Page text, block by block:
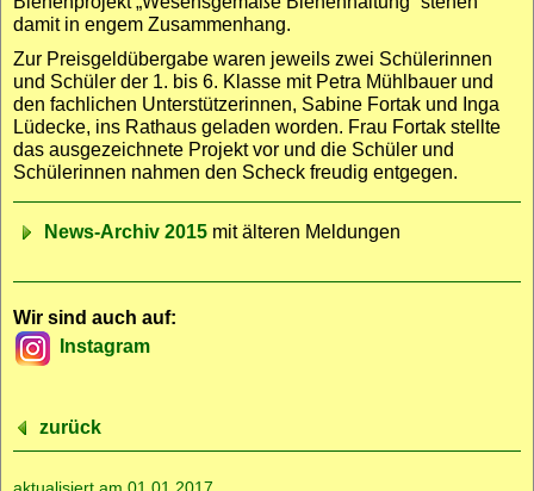
damit in engem Zusammen­hang.
Zur Preis­geld­übergabe waren jeweils zwei Schülerinnen
und Schüler der 1. bis 6. Klasse mit Petra Mühlbauer und
den fach­lichen Unter­stützerinnen, Sabine Fortak und Inga
Lüdecke, ins Rathaus geladen worden. Frau Fortak stellte
das ausge­zeichnete Projekt vor und die Schüler und
Schülerinnen nahmen den Scheck freudig entgegen.
News-Archiv 2015 mit älteren Meldungen
Wir sind auch auf:
Instagram
zurück
aktualisiert am 01.01.2017